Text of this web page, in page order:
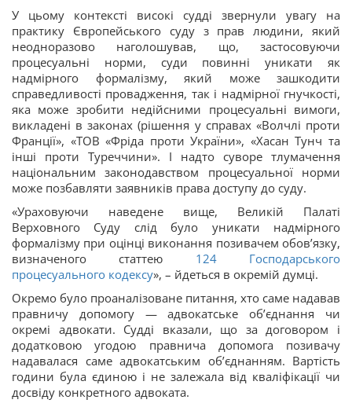
У цьому контексті високі судді звернули увагу на
практику Європейського суду з прав людини, який
неодноразово наголошував, що, застосовуючи
процесуальні норми, суди повинні уникати як
надмірного формалізму, який може зашкодити
справедливості провадження, так і надмірної гнучкості,
яка може зробити недійсними процесуальні вимоги,
викладені в законах (рішення у справах «Волчлі проти
Франції», «ТОВ «Фріда проти України», «Хасан Тунч та
інші проти Туреччини». І надто суворе тлумачення
національним законодавством процесуальної норми
може позбавляти заявників права доступу до суду.
«Ураховуючи наведене вище, Великій Палаті
Верховного Суду слід було уникати надмірного
формалізму при оцінці виконання позивачем обов’язку,
визначеного статтею 124 Господарського
процесуального кодексу», – йдеться в окремій думці.
Окремо було проаналізоване питання, хто саме надавав
правничу допомогу — адвокатське об’єднання чи
окремі адвокати. Судді вказали, що за договором і
додатковою угодою правнича допомога позивачу
надавалася саме адвокатським об’єднанням. Вартість
години була єдиною і не залежала від кваліфікації чи
досвіду конкретного адвоката.